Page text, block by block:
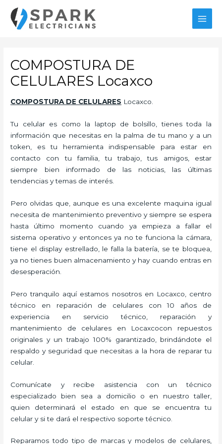
contenido
COMPOSTURA DE
CELULARES Locaxco
COMPOSTURA DE CELULARES Locaxco.
Tu celular es como la laptop de bolsillo, tienes toda la
información que necesitas en la palma de tu mano y a un
token, es tu herramienta indispensable para estar en
contacto con tu familia, tu trabajo, tus amigos, estar
siempre bien informado de las noticias, las últimas
tendencias y temas de interés.
Pero olvidas que, aunque es una excelente maquina igual
necesita de mantenimiento preventivo y siempre se espera
hasta último momento cuando ya empieza a fallar el
sistema operativo y entonces ya no te funciona la cámara,
tiene el display estrellado, le falla la batería, se te bloquea,
ya no tienes buen almacenamiento y hay cuando entras en
desesperación.
Pero tranquilo aquí estamos nosotros en Locaxco, centro
técnico en reparación de celulares con 10 años de
experiencia en servicio técnico, reparación y
mantenimiento de celulares en Locaxcocon repuestos
originales y un trabajo 100% garantizado, brindándote el
respaldo y seguridad que necesitas a la hora de reparar tu
celular.
Comunícate y recibe asistencia con un técnico
especializado bien sea a domicilio o en nuestro taller,
quien determinará el estado en que se encuentra tu
celular y si te dará el respectivo soporte técnico.
Reparamos todo tipo de marcas y modelos de celulares,